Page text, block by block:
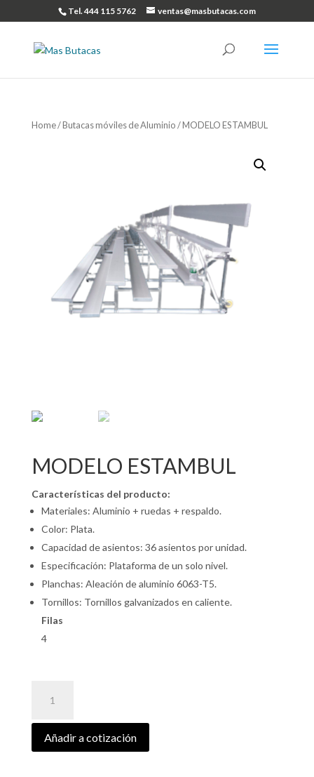
Tel. 444 115 5762 ventas@masbutacas.com
Home/Butacas móviles de Aluminio/ MODELO ESTAMBUL
MODELO ESTAMBUL
Características del producto:
Materiales: Aluminio + ruedas + respaldo.
Color: Plata.
Capacidad de asientos: 36 asientos por unidad.
Especificación: Plataforma de un solo nivel.
Planchas: Aleación de aluminio 6063-T5.
Tornillos: Tornillos galvanizados en caliente.
Filas
4
ESTAMBUL
quantity
Añadir a cotización